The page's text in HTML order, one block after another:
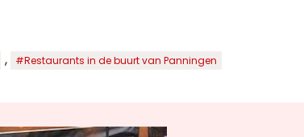
, #Restaurants in de buurt van Panningen